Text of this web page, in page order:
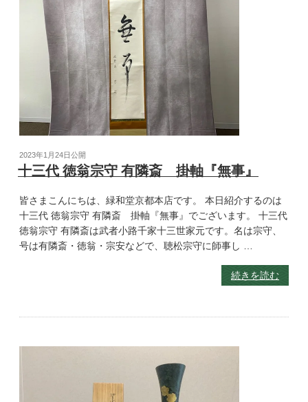
2023年1月24日公開
十三代 徳翁宗守 有隣斎 掛軸『無事』
皆さまこんにちは、緑和堂京都本店です。 本日紹介するのは
十三代 徳翁宗守 有隣斎 掛軸『無事』でございます。 十三代
徳翁宗守 有隣斎は武者小路千家十三世家元です。名は宗守、
号は有隣斎・徳翁・宗安などで、聴松宗守に師事し …
続きを読む